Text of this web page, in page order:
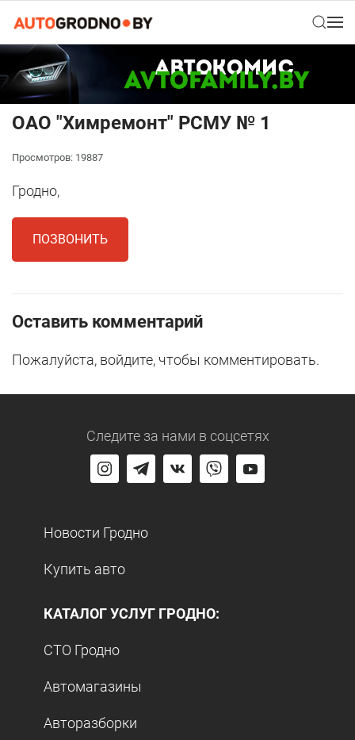
ОАО "Химремонт" РСМУ № 1
Просмотров: 19887
Гродно,
ПОЗВОНИТЬ
Оставить комментарий
Пожалуйста, войдите, чтобы комментировать.
Следите за нами в соцсетях
Новости Гродно
Купить авто
КАТАЛОГ УСЛУГ ГРОДНО:
СТО Гродно
Автомагазины
Авторазборки